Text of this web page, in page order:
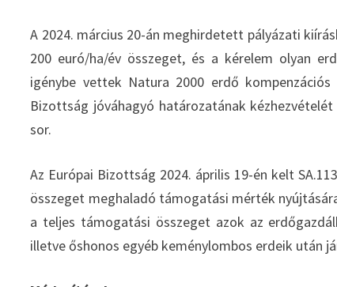
A 2024. március 20-án meghirdetett pályázati
200 euró/ha/év összeget, és a kérelem olyan
igénybe vettek Natura 2000 erdő
Bizottság jóváhagyó határozatának
sor.
Az Európai Bizottság 2024. április 19-én kelt
összeget meghaladó támogatási mérték
a teljes támogatási összeget azok az
illetve őshonos egyéb keménylombos erdeik után